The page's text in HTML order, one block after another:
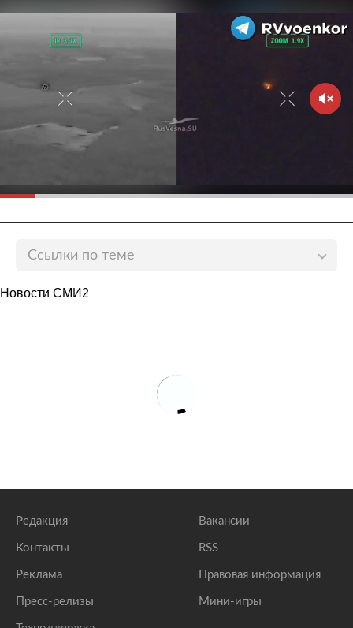
Ссылки по теме
«Лучший по профессии»
«Роснефть» полностью восстановила Коневский
Рождество-Богородичный монастырь
Новости СМИ2
Редакция
Контакты
Реклама
Пресс-релизы
Вакансии
RSS
Правовая информация
Мини-игры